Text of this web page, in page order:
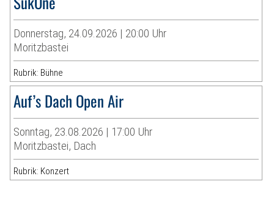
Donnerstag, 24.09.2026 | 20:00 Uhr
Moritzbastei
Rubrik: Bühne
Auf’s Dach Open Air
Sonntag, 23.08.2026 | 17:00 Uhr
Moritzbastei, Dach
Rubrik: Konzert